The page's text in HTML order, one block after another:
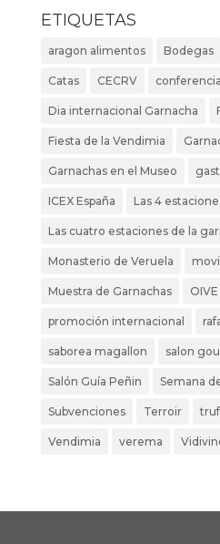
ETIQUETAS
aragon alimentos Bodegas
Catas CECRV
Dia internacional Garnacha
Fiesta de la Vendimia
Garnachas en el Museo
ICEX España Las 4
Las cuatro estaciones de la
Monasterio de Veruela
Muestra de Garnachas OIVE
promoción internacional
saborea magallon salon
Salón Guía Peñin Semana
Subvenciones Terroir
Vendimia verema